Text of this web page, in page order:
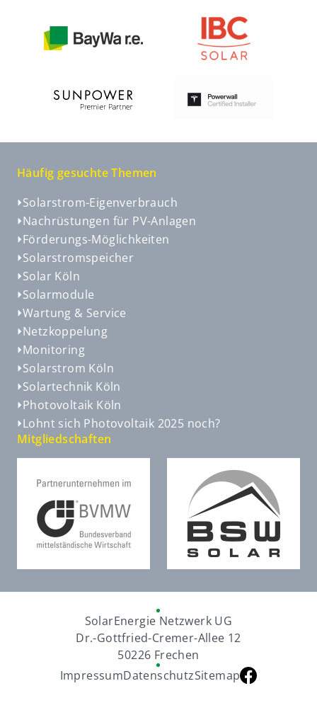
Häufig gesuchte Themen
Solarstrom-Eigenverbrauch
Nachrüstungen für PV-Anlagen
Förderungs-Möglichkeiten
Solarstromspeicher
Solar Köln
Solarmodule
Wartung & Service
Netzkoppelung
Monitoring
Solarstrom Köln
Solartechnik Köln
Photovoltaik Köln
Lohnt sich Photovoltaik 2025 noch?
Mitgliedschaften
SolarEnergie Netzwerk UG
Dr.-Gottfried-Cremer-Allee 12
50226 Frechen
ImpressumDatenschutzSitemap